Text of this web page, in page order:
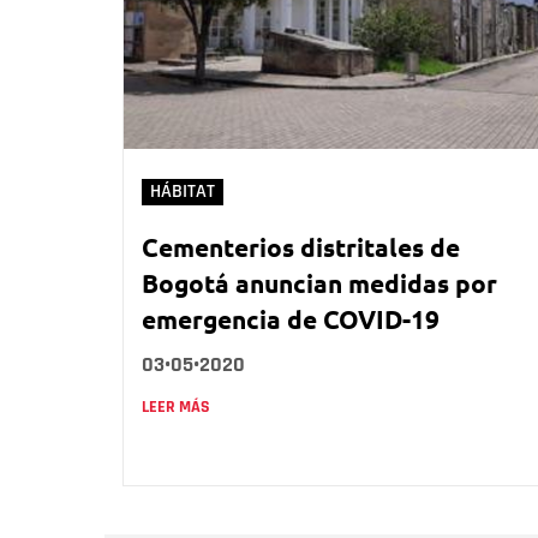
HÁBITAT
Cementerios distritales de
Bogotá anuncian medidas por
emergencia de COVID-19
03•05•2020
LEER MÁS